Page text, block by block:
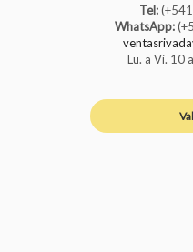
Tel:
WhatsApp:
Lu. a Vi. 10